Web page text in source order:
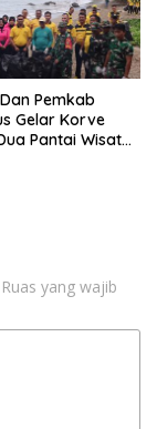
Pemkab
Gelar Korve
Pantai Wisata
Ruas yang wajib